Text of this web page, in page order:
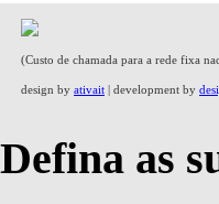
(Custo de chamada para a rede fixa
design by ativait | development by
Defina as